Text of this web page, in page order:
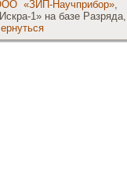
«ЗИП-Научприбор»
1» на базе